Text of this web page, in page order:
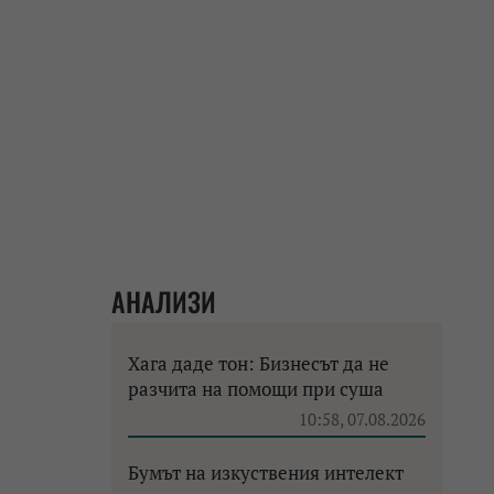
АНАЛИЗИ
Хага даде тон: Бизнесът да не
разчита на помощи при суша
10:58, 07.08.2026
Бумът на изкуствения интелект